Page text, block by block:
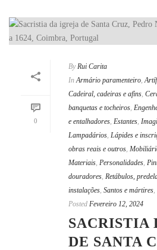
0
By Rui Carita
In Armário paramenteiro,
Cadeiral, cadeiras e afins,
banquetas e tocheiros,
e entalhadores, Estantes,
Lampadários, Lápides e
obras reais e outros,
Materiais, Personalidades,
douradores, Retábulos,
instalações, Santos e mártires,
Posted Fevereiro 12, 2024
SACRISTIA
DE SANTA